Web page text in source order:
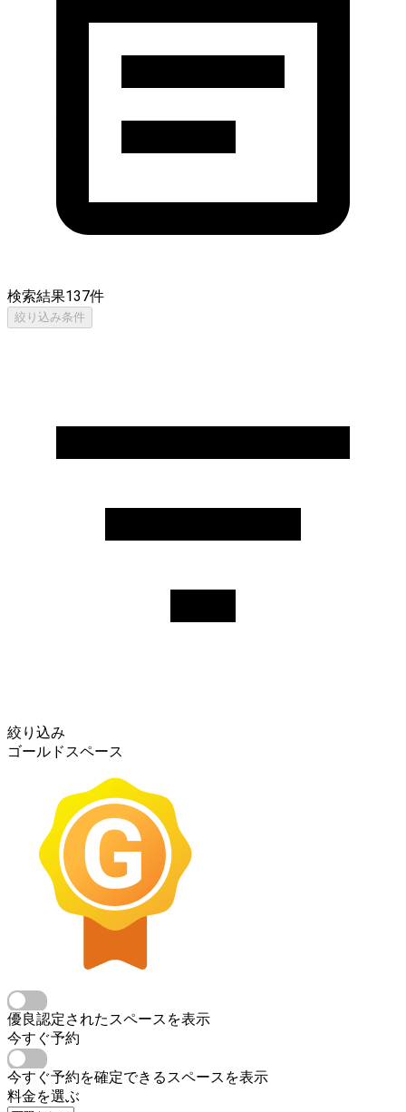
検索結果137件
絞り込み条件
絞り込み
ゴールドスペース
優良認定されたスペースを表示
今すぐ予約
今すぐ予約を確定できるスペースを表示
料金を選ぶ